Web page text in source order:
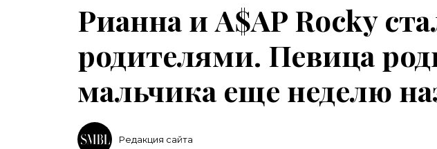
Рианна и A$AP Rocky
родителями. Певица
мальчика еще неделю
Редакция сайта